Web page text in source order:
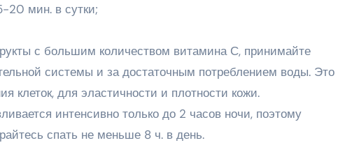
20 мин. в сутки;
с большим количеством витамина С, принимайте
системы и за достаточным потреблением воды. Это
клеток, для эластичности и плотности кожи.
интенсивно только до 2 часов ночи, поэтому
спать не меньше 8 ч. в день.